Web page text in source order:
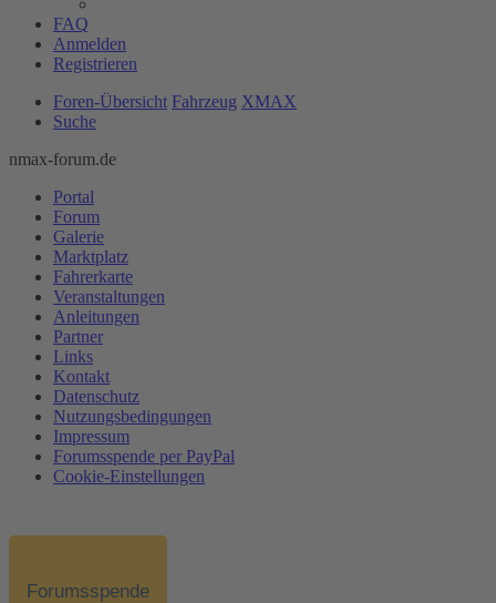
FAQ
Anmelden
Registrieren
Foren-Übersicht Fahrzeug XMAX
Suche
nmax-forum.de
Portal
Forum
Galerie
Marktplatz
Fahrerkarte
Veranstaltungen
Anleitungen
Partner
Links
Kontakt
Datenschutz
Nutzungsbedingungen
Impressum
Forumsspende per PayPal
Cookie-Einstellungen
Forumsspende